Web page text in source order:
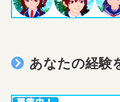
あなたの経験